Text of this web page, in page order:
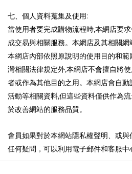
七、個人資料蒐集及使用:
當使用者要完成購物流程時,本網店要
成交易與相關服務。本網店及其相關
本網店內部依照原說明的使用目的和
灣相關法律規定外,本網店不會擅自將
者或作為其他目的之用。本網店會自
活動等相關資料,但這些資料僅供作為
於改善網站的服務品質。
會員如果對於本網站隱私權聲明、或
任何疑問，可以利用電子郵件和客服中